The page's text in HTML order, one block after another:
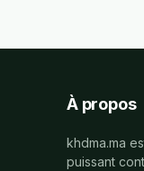
À propos
khdma.ma
puissant